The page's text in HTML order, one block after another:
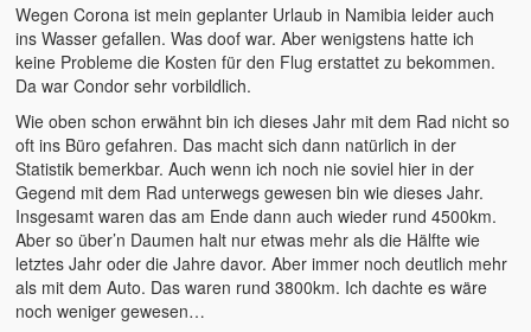
Wegen Corona ist mein geplanter Urlaub in Namibia leider auch
ins Wasser gefallen. Was doof war. Aber wenigstens hatte ich
keine Probleme die Kosten für den Flug erstattet zu bekommen.
Da war Condor sehr vorbildlich.
Wie oben schon erwähnt bin ich dieses Jahr mit dem Rad nicht so
oft ins Büro gefahren. Das macht sich dann natürlich in der
Statistik bemerkbar. Auch wenn ich noch nie soviel hier in der
Gegend mit dem Rad unterwegs gewesen bin wie dieses Jahr.
Insgesamt waren das am Ende dann auch wieder rund 4500km.
Aber so über’n Daumen halt nur etwas mehr als die Hälfte wie
letztes Jahr oder die Jahre davor. Aber immer noch deutlich mehr
als mit dem Auto. Das waren rund 3800km. Ich dachte es wäre
noch weniger gewesen…